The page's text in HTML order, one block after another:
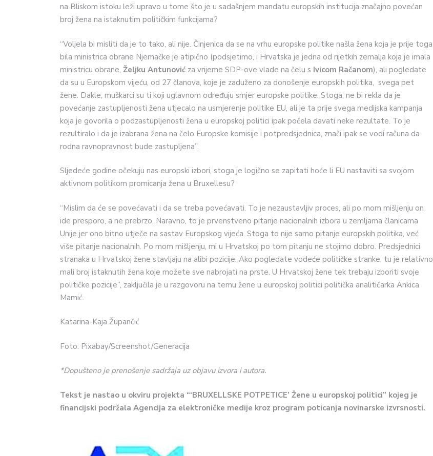
na Bliskom istoku leži upravo u tome što je u sadašnjem mandatu europskih institucija značajno povećan
broj žena na istaknutim političkim funkcijama?
“Voljela bi misliti da je to tako, ali nije. Činjenica da se na vrhu europske politike našla žena koja je prije toga
bila ministrica obrane Njemačke je atipično (podsjetimo, i Hrvatska je jedna od rijetkih zemalja koja je imala
ministricu obrane, Željku Antunović za vrijeme SDP-ove vlade na čelu s Ivicom Račanom), ali pogledate
da su u Europskom vijeću, od 27 članova, koje je zaduženo za donošenje europskih politika, svega pet
žene. Dakle, muškarci su ti koji uglavnom određuju smjer europske politike. Stoga, ne bi rekla da je
povećanje zastupljenosti žena utjecalo na usmjerenje politike EU, ali je ta prije svega medijska kampanja
koja je govorila o podzastupljenosti žena u europskoj politici ipak počela davati neke rezultate. To je
rezultiralo i da je izabrana žena na čelo Europske komisije i potpredsjednica, znači ipak se vodi računa da
rodna ravnopravnost bude zastupljena’’.
Sljedeće godine očekuju nas europski izbori, stoga je logično se zapitati hoće li EU nastaviti sa svojom
aktivnom politikom promicanja žena u Bruxellesu?
“Mislim da će se povećavati i da se treba povećavati. To je nezaustavljiv proces, ali po mom mišljenju on
ide presporo, a ne prebrzo. Naravno, to je prvenstveno pitanje nacionalnih izbora u zemljama članicama
Unije jer ono bitno utječe na sastav Europskog vijeća. Stoga to nije samo pitanje europskih politika, već
više pitanje nacionalnih. Po mom mišljenju, mi u Hrvatskoj po tom pitanju ne stojimo dobro. Predsjednici
stranaka u Hrvatskoj žene stavljaju na alibi pozicije. Ako pogledate vodeće političke stranke, tu je relativno
mali broj istaknutih žena koje možete sve nabrojati na prste. U Hrvatskoj žene tek trebaju izboriti svoje
političke pozicije”, zaključila je u razgovoru na temu žene u europskoj politici politička analitičarka Ankica
Mamić.
Katarina-Kaja Župančić
Foto: Pixabay/Screenshot/Generacija
*Dopušteno je prenošenje sadržaja uz objavu izvora i autora.
Tekst je nastao u okviru projekta “‘BRUXELLSKE POTPETICE’ Žene u europskoj politici” kojeg je
financijski podržala Agencija za elektroničke medije kroz program poticanja novinarske izvrsnosti.